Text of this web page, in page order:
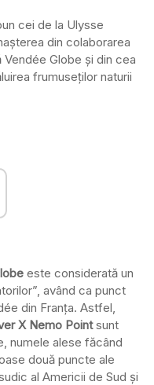
cei de la Ulysse
din colaborarea
Globe și din cea
frumuseților naturii
este considerată un
având ca punct
din Franța. Astfel,
X Nemo Pointsunt
numele alese făcând
două puncte ale
al Americii de Sud și